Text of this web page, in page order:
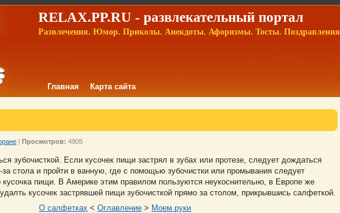
RELAX.PP.RU - развлекательный портал
Развлечения. Юмор. Приколы. Анекдоты. Афоризмы. Тосты. Поздравления
Главная Карта сайта
| Просмотров: 4905
зубочисткой. Если кусочек пищи застрял в зубах или протезе, следует дождаться
за стола и пройти в ванную, где с помощью зубочистки или промывания следует
пищи. В Америке этим правилом пользуются неукоснительно, в Европе же
кусочек застрявшей пищи зубочисткой прямо за столом, прикрывшись салфеткой.
О салфетках < Оглавление > Моем руки